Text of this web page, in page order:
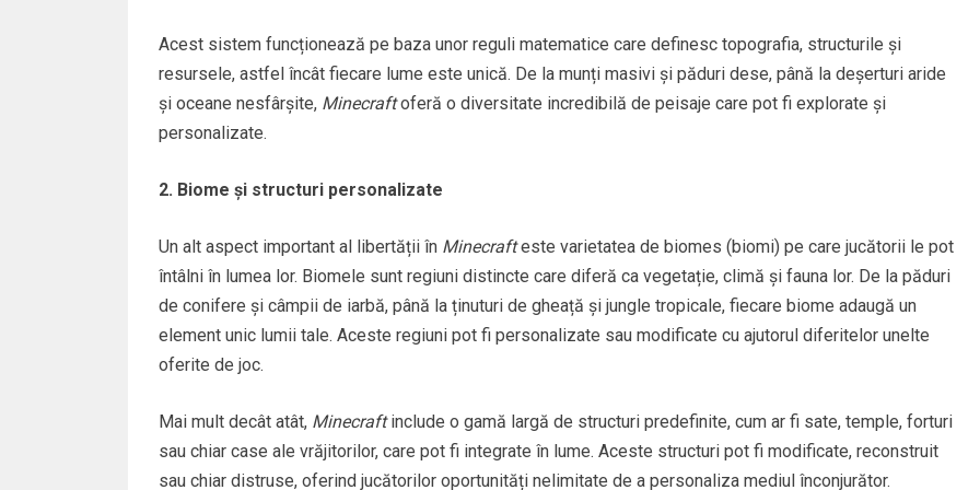
Acest sistem funcționează pe baza unor reguli matematice care definesc topografia, structurile și
resursele, astfel încât fiecare lume este unică. De la munți masivi și păduri dese, până la deșerturi aride
și oceane nesfârșite, Minecraftoferă o diversitate incredibilă de peisaje care pot fi explorate și
personalizate.
2. Biome și structuri personalizate
Un alt aspect important al libertății în Minecrafteste varietatea de biomes (biomi) pe care jucătorii le pot
întâlni în lumea lor. Biomele sunt regiuni distincte care diferă ca vegetație, climă și fauna lor. De la păduri
de conifere și câmpii de iarbă, până la ținuturi de gheață și jungle tropicale, fiecare biome adaugă un
element unic lumii tale. Aceste regiuni pot fi personalizate sau modificate cu ajutorul diferitelor unelte
oferite de joc.
Mai mult decât atât, Minecraftinclude o gamă largă de structuri predefinite, cum ar fi sate, temple, forturi
sau chiar case ale vrăjitorilor, care pot fi integrate în lume. Aceste structuri pot fi modificate, reconstruit
sau chiar distruse, oferind jucătorilor oportunități nelimitate de a personaliza mediul înconjurător.